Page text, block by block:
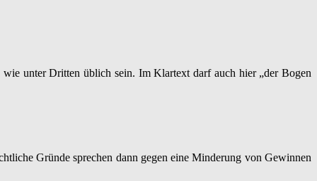
wie unter Dritten üblich sein. Im Klartext darf auch hier „der Bogen
Gründe sprechen dann gegen eine Minderung von Gewinnen